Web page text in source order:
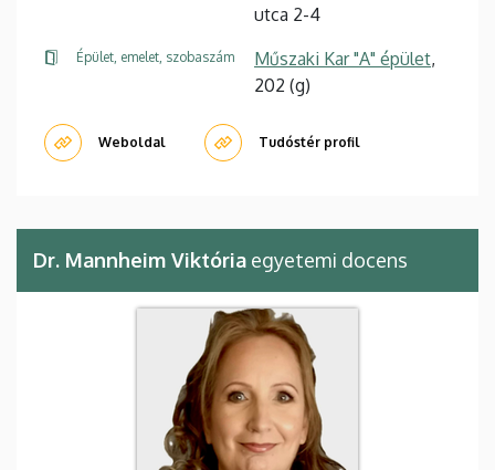
utca 2-4
Épület, emelet, szobaszám Műszaki Kar "A" épület,
202 (g)
Weboldal Tudóstér profil
Dr. Mannheim Viktória egyetemi docens